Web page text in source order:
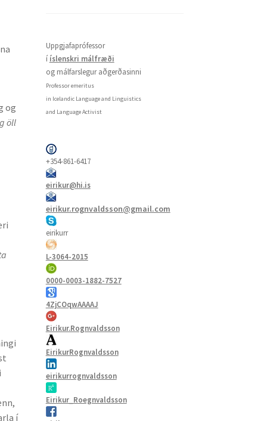
og
öll
í
Uppgjafaprófessor
í íslenskri málfræði
og málfarslegur aðgerðasinni
Professor emeritus
in Icelandic Language and Linguistics
and Language Activist
+354-861-6417
eirikur@hi.is
eirikur.rognvaldsson@gmail.com
eirikurr
L-3064-2015
0000-0003-1882-7527
4ZjCOqwAAAAJ
Eirikur.Rognvaldsson
EirikurRognvaldsson
eirikurrognvaldsson
Eirikur_Roegnvaldsson